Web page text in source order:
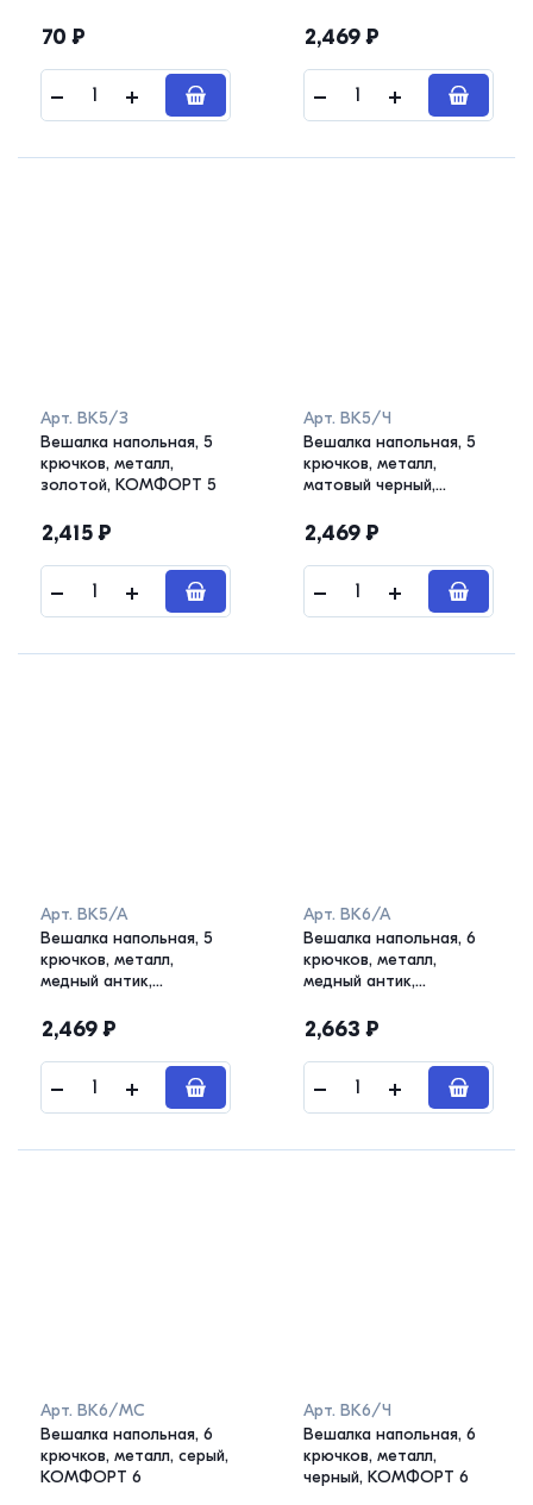
70 ₽ 2,469₽
Арт. ВК5/З
Вешалка напольная, 5
крючков, металл,
золотой, КОМФОРТ 5
2,415₽
Арт. ВК5/Ч
Вешалка напольная, 5
крючков, металл,
матовый черный,
2,469₽
Арт. ВК5/А
Вешалка напольная, 5
крючков, металл,
медный антик,
2,469₽
Арт. ВК6/А
Вешалка напольная, 6
крючков, металл,
медный антик,
2,663 ₽
Арт. ВК6/МС
Вешалка напольная, 6
крючков, металл, серый,
КОМФОРТ 6
Арт. ВК6/Ч
Вешалка напольная, 6
крючков, металл,
черный, КОМФОРТ 6